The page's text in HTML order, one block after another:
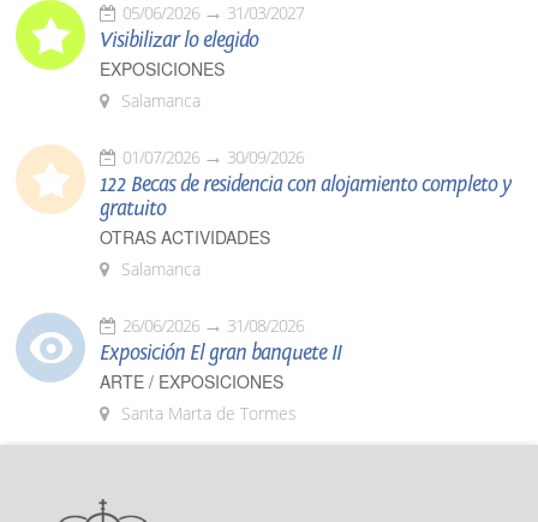
05/06/2026 31/03/2027
Visibilizar lo elegido
EXPOSICIONES
Salamanca
01/07/2026 30/09/2026
122 Becas de residencia con alojamiento completo y
gratuito
OTRAS ACTIVIDADES
Salamanca
26/06/2026 31/08/2026
Exposición El gran banquete II
ARTE / EXPOSICIONES
Santa Marta de Tormes